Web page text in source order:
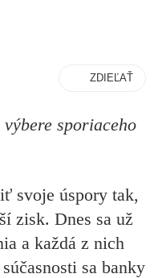
ZDIEĽAŤ
sporiaceho
svoje úspory tak,
zisk. Dnes sa už
a každá z nich
sa banky